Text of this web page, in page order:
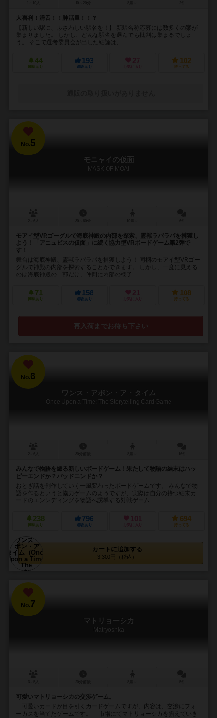
大喜利！滑舌！！肺活量！！？
【新しい駅に、ふさわしい駅名を！】 新駅名称応募には数多くの案が
集まりました。 しかし、どんな駅名を選んでも批判は集まるでしょ
う。 そこで選考委員会が出した結論は、...
44
興味あり
193
経験あり
27
お気に入り
102
持ってる
No.5
モニャイの仮面
MASK OF MOAI
モアイ型VRゴーグルで海底神殿の内部を探索、霊獣ラパラパを捕獲し
よう！「アニュビスの仮面」に続く協力型VRボードゲーム第2弾で
す！
舞台は海底神殿、霊獣ラパラパを捕獲しよう！ 同梱のモアイ型VRゴー
グルで神殿の内部を探索することができます。 しかし、一度に見える
のは海底神殿の一部だけ、仲間に内部の様子...
71
興味あり
158
経験あり
21
お気に入り
108
持ってる
再入荷までお待ち下さい
No.6
ワンス・アポン・ア・タイム
Once Upon a Time: The Storytelling Card Game
みんなで物語を綴る新しいボードゲーム！果たして物語の結末はハッ
ピーエンドか？バッドエンドか？
おとぎ話を創作していく一風変わったボードゲームです。 みんなで物
語を作るというと協力ゲームのようですが、実際は自分の持つ結末カ
ードのエンンディングを物語へ誘導する対戦ゲーム...
238
興味あり
796
経験あり
101
お気に入り
694
持ってる
カートに追加する
3,300円（税込）
No.7
マトリョーシカ
Matryoshka
可愛いマトリョーシカの交渉ゲーム。
可愛いカードが目を引くカードゲームですが、内容は、交渉にフォ
ーカスを当てたゲームです。 市場にてマトリョーシカを揃えていき